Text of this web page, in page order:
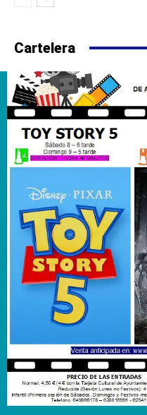
Cartelera